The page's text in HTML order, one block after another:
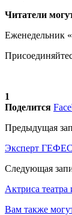
Читатели
Еженедельник
1
Поделится
Предыдущая
Эксперт
Следующая
Актриса
Вам также